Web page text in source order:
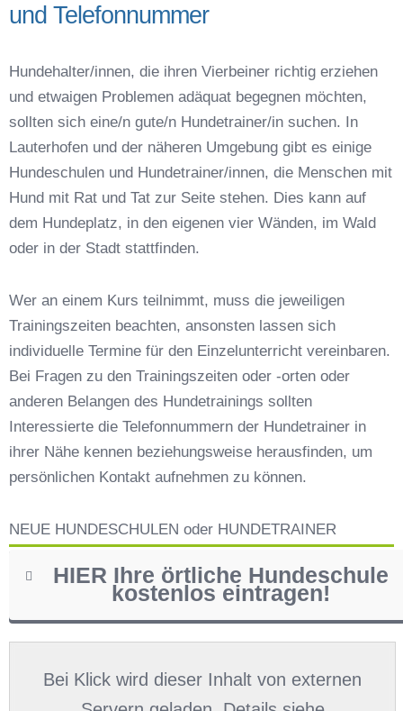
Das macht einen guten Hundetrainer aus
Hundetrainer Ausbildung in Lauterhofen oder
online
Hundezubehör für das Training und
Hundespielzeug zur Beschäftigung
Preisvergleich der Hundeschulen in Lauterhofen
Hundeschulen vs. Hundesportvereine in
Lauterhofen
So findet man den richtigen Hundetrainer in
Hundeschule
und Telefonnummer
Hundehalter/innen, die ihren Vierbeiner richtig erziehen
und etwaigen Problemen adäquat begegnen möchten,
sollten sich eine/n gute/n Hundetrainer/in suchen. In
Lauterhofen und der näheren Umgebung gibt es einige
Hundeschulen und Hundetrainer/innen, die Menschen mit
Hund mit Rat und Tat zur Seite stehen. Dies kann auf
dem Hundeplatz, in den eigenen vier Wänden, im Wald
oder in der Stadt stattfinden.
Wer an einem Kurs teilnimmt, muss die jeweiligen
Trainingszeiten beachten, ansonsten lassen sich
individuelle Termine für den Einzelunterricht vereinbaren.
Bei Fragen zu den Trainingszeiten oder -orten oder
anderen Belangen des Hundetrainings sollten
Interessierte die Telefonnummern der Hundetrainer in
ihrer Nähe kennen beziehungsweise herausfinden, um
persönlichen Kontakt aufnehmen zu können.
NEUE HUNDESCHULEN oder HUNDETRAINER
HIER Ihre örtliche Hundeschule
kostenlos eintragen!
Bei Klick wird dieser Inhalt von externen